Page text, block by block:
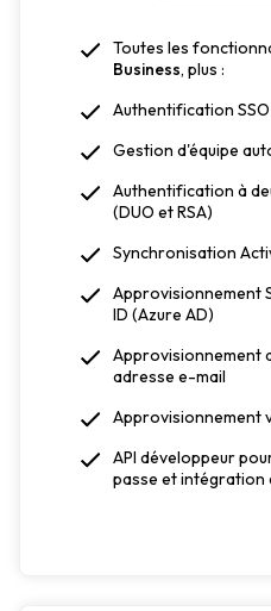
Toutes les
Business, plus :
Authentification
Gestion d'équipe
Authentification à
(DUO et RSA)
Synchronisation
Approvisionnement
ID (Azure AD)
Approvisionnement
adresse e-mail
Approvisionnement
API développeur
passe et intégration